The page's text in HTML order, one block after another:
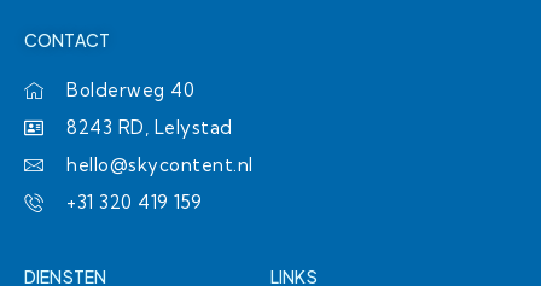
t
r
a
r
m
i o
k
CONTACT
Bolderweg 40
8243 RD, Lelystad
hello@skycontent.nl
+31 320 419 159
DIENSTEN LINKS